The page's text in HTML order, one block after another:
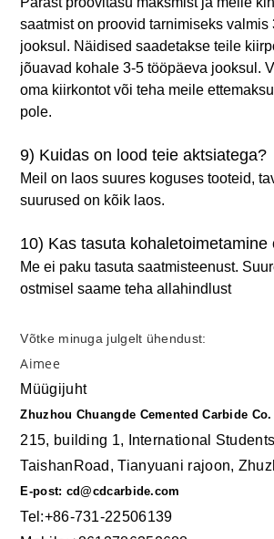
saatmist on proovid tarnimiseks valmis
jooksul. Näidised saadetakse teile
jõuavad kohale 3-5 tööpäeva jooksul.
oma kiirkontot või teha meile
pole.
9) Kuidas on lood teie aktsiatega?
Meil on laos suures koguses tooteid,
suurused on kõik laos.
10) Kas tasuta kohaletoimetamine
Me ei paku tasuta saatmisteenust.
ostmisel saame teha allahindlust
Võtke minuga julgelt ühendust:
Aimee
Müügijuht
Zhuzhou Chuangde Cemented Carbide Co.
215, building 1, International
TaishanRoad, Tianyuani rajoon,
E-post: cd@cdcarbide.com
Tel:+86-731-22506139